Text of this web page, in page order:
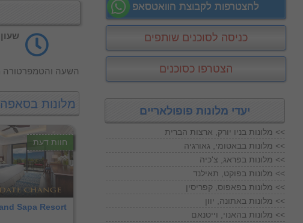
השעה והטמפרטורה
מלונות
חוות דעת
Sapa Resort
להצטרפות לקבוצת הוואטסאפ
כניסה לסוכנים שותפים
הצטרפו כסוכנים
יעדי מלונות פופולאריים
מלונות בניו יורק, ארצות הברית <<
מלונות בבאטומי, גאורגיה <<
מלונות בפראג, צ'כיה <<
מלונות בפוקט, תאילנד <<
מלונות בפאפוס, קפריסין <<
מלונות באתונה, יוון <<
מלונות בהאנוי, וייטנאם <<